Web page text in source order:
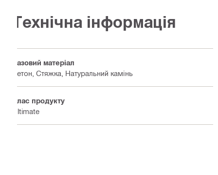
Технічна інформація
Базовий матеріал
Бетон, Стяжка, Натуральний камінь
Клас продукту
Ultimate